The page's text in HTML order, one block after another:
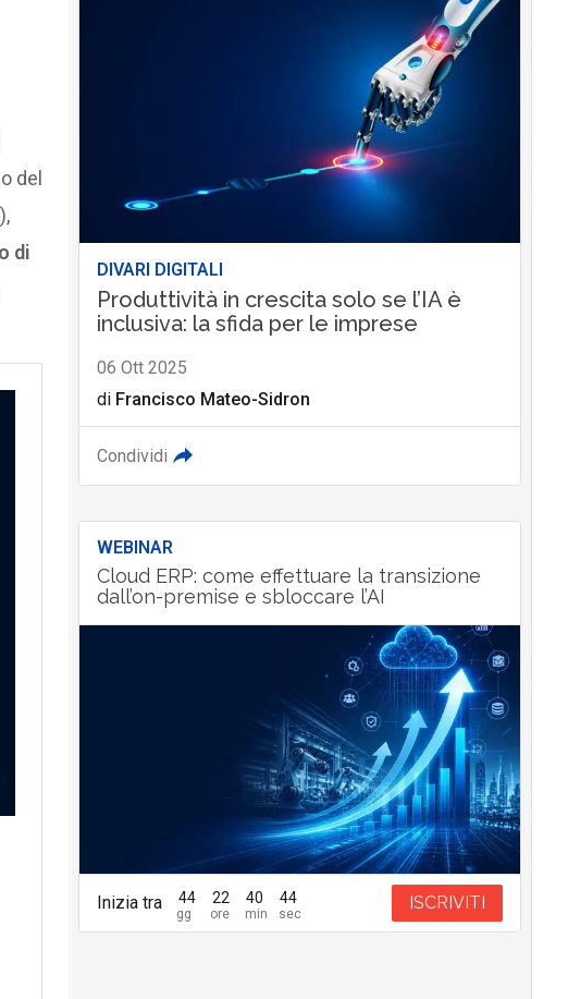
del
di
DIVARI DIGITALI
Produttività in crescita solo se l’IA è
inclusiva: la sfida per le imprese
06 Ott 2025
di Francisco Mateo-Sidron
Condividi
WEBINAR
Cloud ERP: come effettuare la transizione
dall’on-premise e sbloccare l’AI
Inizia tra 44 22 40 43 ISCRIVITI